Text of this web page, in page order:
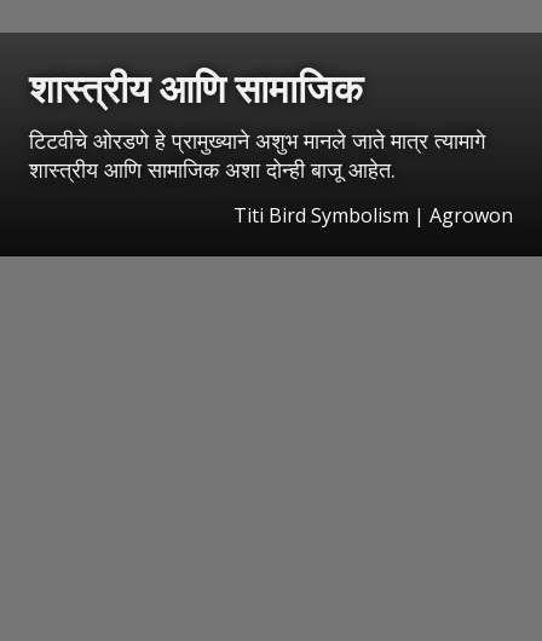
शास्त्रीय आणि सामाजिक
टिटवीचे ओरडणे हे प्रामुख्याने अशुभ मानले जाते मात्र त्यामागे
शास्त्रीय आणि सामाजिक अशा दोन्ही बाजू आहेत.
Titi Bird Symbolism | Agrowon